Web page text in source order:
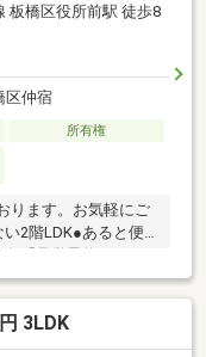
板橋区役所前駅 徒歩8
区仲宿
所有権
ります。お気軽にご
2階LDK●あると便
リック。直接のお問
ォンの方は右下青色
ご案内（※見学予約
宅ローン相談やライ
3LDK